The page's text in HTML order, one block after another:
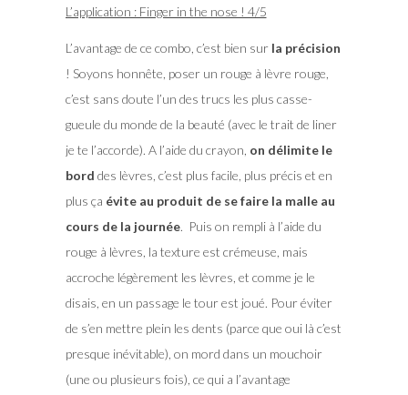
L’application : Finger in the nose ! 4/5
L’avantage de ce combo, c’est bien sur la précision
! Soyons honnête, poser un rouge à lèvre rouge,
c’est sans doute l’un des trucs les plus casse-
gueule du monde de la beauté (avec le trait de liner
je te l’accorde). A l’aide du crayon, on délimite le
bord des lèvres, c’est plus facile, plus précis et en
plus ça évite au produit de se faire la malle au
cours de la journée. Puis on rempli à l’aide du
rouge à lèvres, la texture est crémeuse, mais
accroche légèrement les lèvres, et comme je le
disais, en un passage le tour est joué. Pour éviter
de s’en mettre plein les dents (parce que oui là c’est
presque inévitable), on mord dans un mouchoir
(une ou plusieurs fois), ce qui a l’avantage